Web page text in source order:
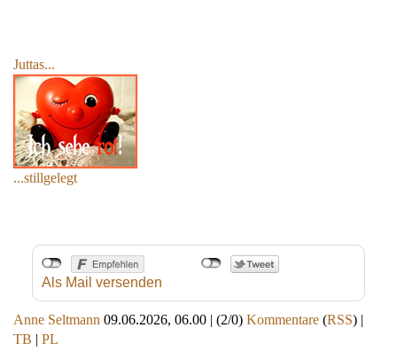
Juttas...
...stillgelegt
Als Mail versenden
Anne Seltmann 09.06.2026, 06.00 | (2/0) Kommentare (RSS) |
TB | PL